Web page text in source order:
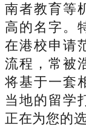
南者教育等
高的名字。
在港校申请
流程，常被
将基于一套
当地的留学
正在为您的